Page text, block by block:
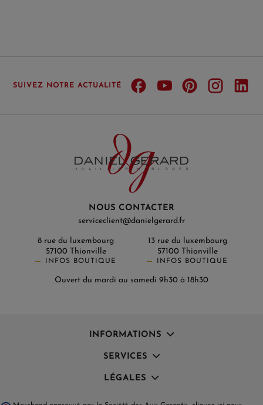
SUIVEZ NOTRE ACTUALITÉ
NOUS CONTACTER
serviceclient@danielgerard.fr
8 rue du luxembourg
57100 Thionville
INFOS BOUTIQUE
13 rue du luxembourg
57100 Thionville
INFOS BOUTIQUE
Ouvert du mardi au samedi 9h30 à 18h30
INFORMATIONS
SERVICES
LÉGALES